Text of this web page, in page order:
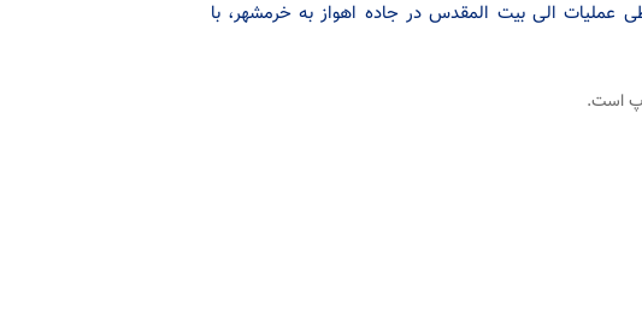
شانزدهم اردیبهشت ۶۱ در سن ۲۶سالگی طی عملیات الی بیت المقدس در جاده اهواز به خرمشهر، با
است.